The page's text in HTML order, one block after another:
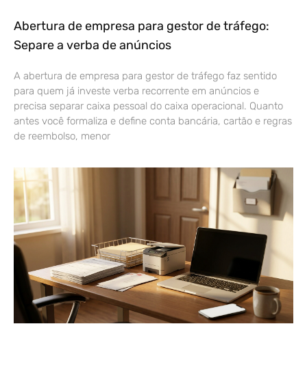
Abertura de empresa para gestor de tráfego:
Separe a verba de anúncios
A abertura de empresa para gestor de tráfego faz sentido
para quem já investe verba recorrente em anúncios e
precisa separar caixa pessoal do caixa operacional. Quanto
antes você formaliza e define conta bancária, cartão e regras
de reembolso, menor